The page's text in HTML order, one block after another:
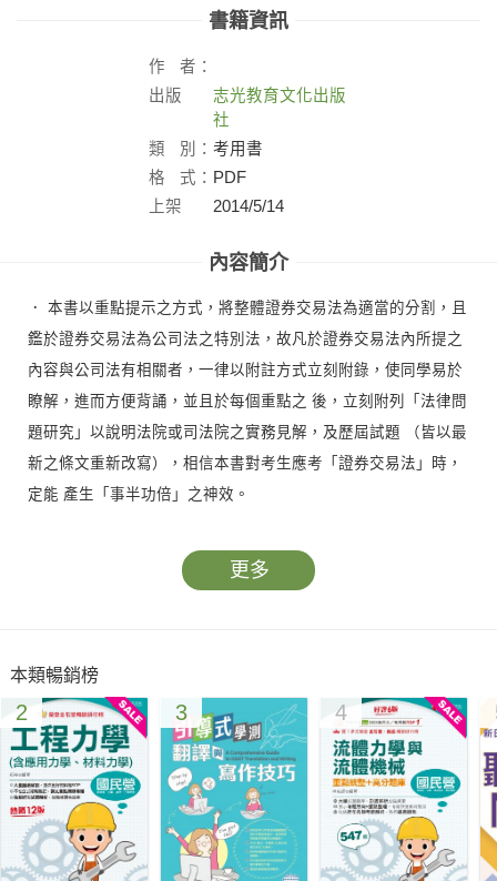
書籍資訊
作
者：
出版
志光教育文化出版
社
類
別： 考用書
格
式： PDF
上架
2014/5/14
內容簡介
． 本書以重點提示之方式，將整體證券交易法為適當的分割，且
鑑於證券交易法為公司法之特別法，故凡於證券交易法內所提之
內容與公司法有相關者，一律以附註方式立刻附錄，使同學易於
瞭解，進而方便背誦，並且於每個重點之 後，立刻附列「法律問
題研究」以說明法院或司法院之實務見解，及歷屆試題 （皆以最
新之條文重新改寫），相信本書對考生應考「證券交易法」時，
定能 產生「事半功倍」之神效。
更多
本類暢銷榜
2 3 4